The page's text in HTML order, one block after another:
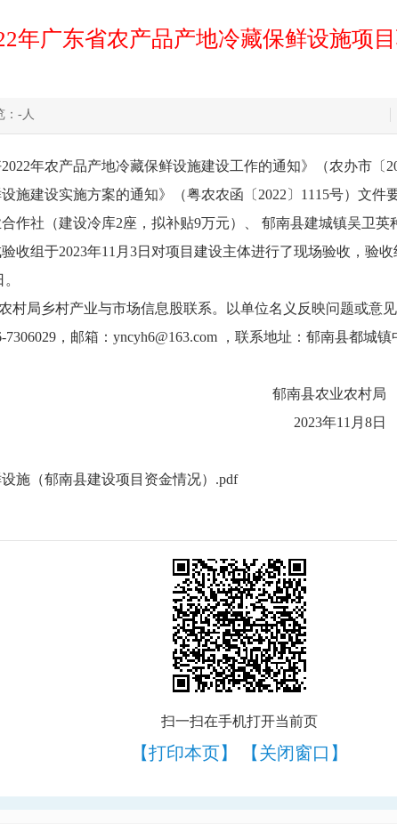
年广东省农产品产地冷藏保鲜设施项
- 人
年农产品产地冷藏保鲜设施建设工作的通知》（农办市〔
施建设实施方案的通知》（粤农农函〔2022〕1115号）文
作社（建设冷库2座，拟补贴9万元）、 郁南县建城镇吴卫
收组于2023年11月3日对项目建设主体进行了现场验收，验
局乡村产业与市场信息股联系。以单位名义反映问题或意
，邮箱：yncyh6@163.com ，联系地址：郁南县都城镇
业农村局
11月8日
施（郁南县建设项目资金情况）.pdf
扫一扫在手机打开当前页
【打印本页】 【关闭窗口】